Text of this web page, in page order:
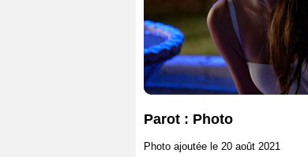
Parot : Photo
Photo ajoutée le 20 août 2021